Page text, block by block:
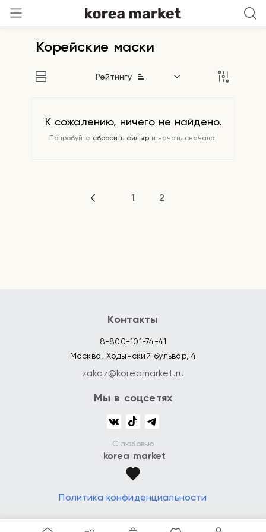
Корейские маски
Рейтингу
К сожалению, ничего не найдено.
Попробуйте сбросить фильтр и начать сначала.
1 2
Контакты
8-800-101-74-41
Москва, Ходынский бульвар, 4
zakaz@koreamarket.ru
Мы в соцсетях
С любовью
korea market
Политика конфиденциальности